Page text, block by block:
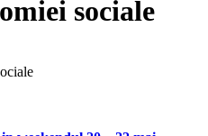
sociale